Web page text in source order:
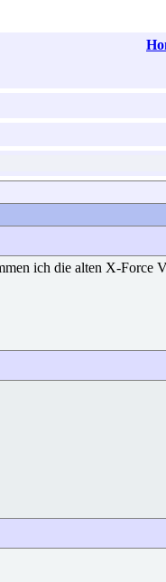
ich die alten X-Force